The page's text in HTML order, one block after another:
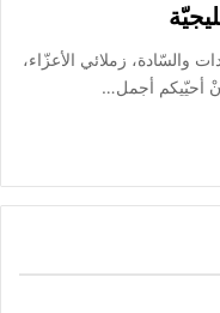
والسّادة، زملائي الأعزّاء،
أحيّيكم أجمل…